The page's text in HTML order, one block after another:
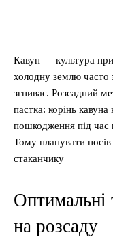
Кавун — культура
холодну землю часто
згниває. Розсадний
пастка: корінь
пошкодження під час
Тому планувати
стаканчику
Оптимальні
на розсаду